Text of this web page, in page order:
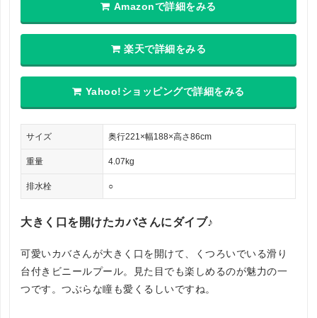
Amazonで詳細をみる
楽天で詳細をみる
Yahoo!ショッピングで詳細をみる
サイズ 奥行221×幅188×高さ86cm
重量 4.07kg
排水栓 ○
大きく口を開けたカバさんにダイブ♪
可愛いカバさんが大きく口を開けて、くつろいでいる滑り
台付きビニールプール。見た目でも楽しめるのが魅力の一
つです。つぶらな瞳も愛くるしいですね。